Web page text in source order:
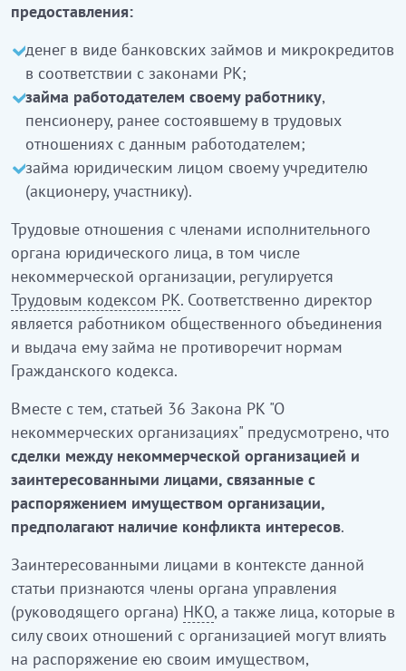
предоставления:
денег в виде банковских займов и микрокредитов
в соответствии с законами РК;
займа работодателем своему работнику,
пенсионеру, ранее состоявшему в трудовых
отношениях с данным работодателем;
займа юридическим лицом своему учредителю
(акционеру, участнику).
Трудовые отношения с членами исполнительного
органа юридического лица, в том числе
некоммерческой организации, регулируется
Трудовым кодексом РК. Соответственно директор
является работником общественного объединения
и выдача ему займа не противоречит нормам
Гражданского кодекса.
Вместе с тем, статьей 36 Закона РК "О
некоммерческих организациях" предусмотрено, что
сделки между некоммерческой организацией и
заинтересованными лицами, связанные с
распоряжением имуществом организации,
предполагают наличие конфликта интересов.
Заинтересованными лицами в контексте данной
статьи признаются члены органа управления
(руководящего органа) НКО, а также лица, которые в
силу своих отношений с организацией могут влиять
на распоряжение ею своим имуществом,